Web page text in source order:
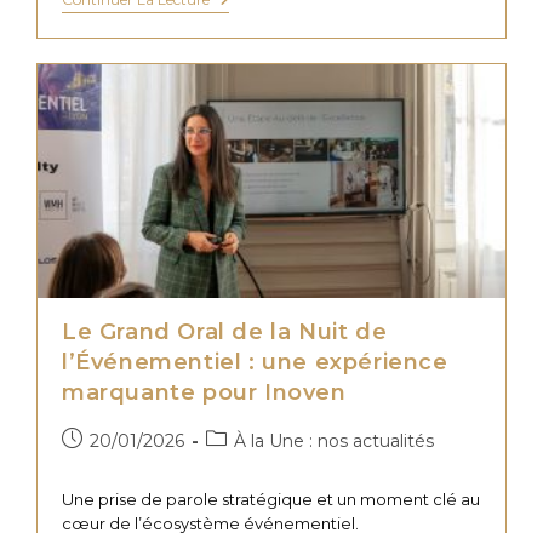
GITEX
Global
:
Les
Grandes
Tendances
Du
Digital
Le Grand Oral de la Nuit de
l’Événementiel : une expérience
marquante pour Inoven
Publication
20/01/2026
PostÀ la Une : nos actualités
Une prise de parole stratégique et un moment clé au
cœur de l’écosystème événementiel.